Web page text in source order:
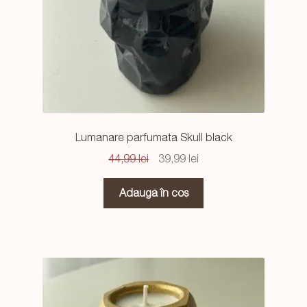
Lumanare parfumata Skull black
44,99lei
Prețul
a
fost:
39,99 leiPrețul
39,99 lei.
Adaugă în coș